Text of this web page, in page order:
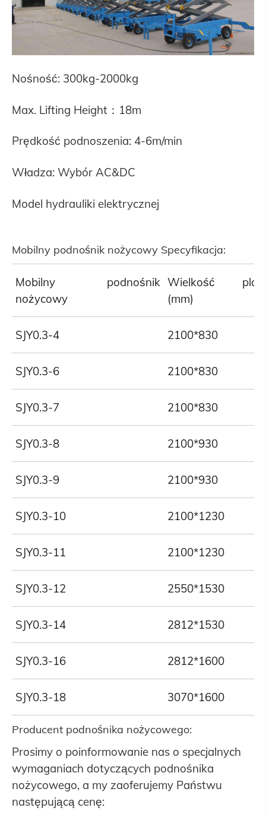
Nośność: 300kg-2000kg
Max. Lifting Height：18m
Prędkość podnoszenia: 4-6m/min
Władza: Wybór AC&DC
Model hydrauliki elektrycznej
Mobilny podnośnik nożycowy Specyfikacja:
Mobilny podnośnik
nożycowy
Wielkość
(mm)
SJY0.3-4 2100*830
SJY0.3-6 2100*830
SJY0.3-7 2100*830
SJY0.3-8 2100*930
SJY0.3-9 2100*930
SJY0.3-10 2100*1230
SJY0.3-11 2100*1230
SJY0.3-12 2550*1530
SJY0.3-14 2812*1530
SJY0.3-16 2812*1600
SJY0.3-18 3070*1600
Producent podnośnika nożycowego:
Prosimy o poinformowanie nas o specjalnych
wymaganiach dotyczących podnośnika
nożycowego, a my zaoferujemy Państwu
następującą cenę: